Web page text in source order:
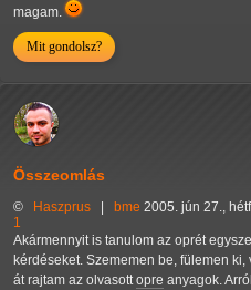
magam.
Mit gondolsz?
Összeomlás
© Haszprus bme 2005. jún 27.,
1
Akármennyit is tanulom az oprét
kérdéseket. Szememen be, fülemen
át rajtam az olvasottopre anyagok.